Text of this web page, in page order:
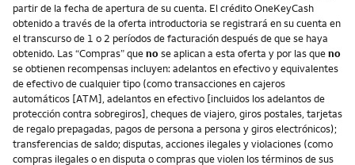
partir de la fecha de apertura de su cuenta. El crédito OneKeyCash
obtenido a través de la oferta introductoria se registrará en su cuenta en
el transcurso de 1 o 2 períodos de facturación después de que se haya
obtenido. Las “Compras” quenose aplican a esta oferta y por las queno
se obtienen recompensas incluyen: adelantos en efectivo y equivalentes
de efectivo de cualquier tipo (como transacciones en cajeros
automáticos [ATM], adelantos en efectivo [incluidos los adelantos de
protección contra sobregiros], cheques de viajero, giros postales, tarjetas
de regalo prepagadas, pagos de persona a persona y giros electrónicos);
transferencias de saldo; disputas, acciones ilegales y violaciones (como
compras ilegales o en disputa o compras que violen los términos de sus